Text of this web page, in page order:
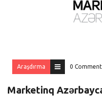
Araşdırma 0
Marketinq